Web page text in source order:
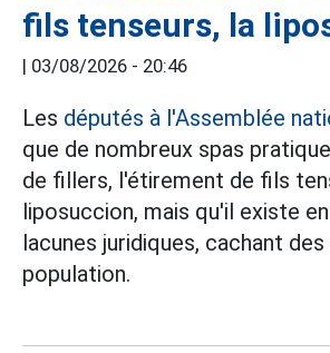
fils tenseurs, la
03/08/2026 - 20:46
Les députés à l'Assemblée
que de nombreux spas
de fillers, l'étirement de fils
liposuccion, mais qu'il existe
lacunes juridiques, cachant
population.